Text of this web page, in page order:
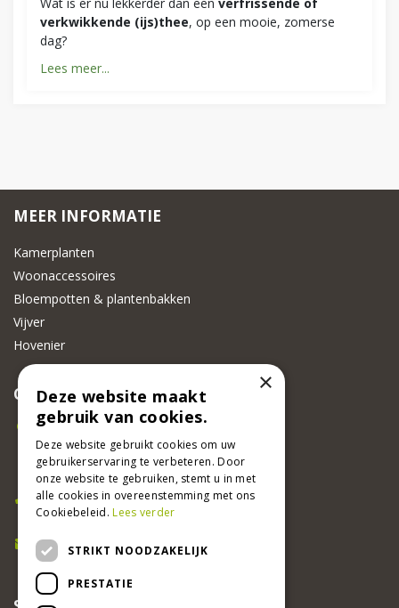
verkwikkende (ijs)thee, op een mooie, zomerse
dag?
Lees meer...
MEER INFORMATIE
Kamerplanten
Woonaccessoires
Bloempotten & plantenbakken
Vijver
Hovenier
CONTACT
Beeker Tuincentrum
Adsteeg 31
6191 PW Beek
Bel ons
046 437 2881
E-mail
info@beekertuincentrum.nl
×
Deze website maakt
gebruik van cookies.
Deze website gebruikt cookies om uw
gebruikerservaring te verbeteren. Door
onze website te gebruiken, stemt u in met
alle cookies in overeenstemming met ons
Cookiebeleid.Lees verder
STRIKT NOODZAKELIJK
PRESTATIE